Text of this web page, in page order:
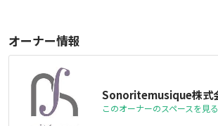
オーナー情報
Sonoritemusique株式
このオーナーのスペースを見る